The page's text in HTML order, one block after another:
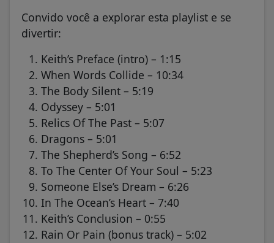
Convido você a explorar esta playlist e se
divertir:
Keith’s Preface (intro) – 1:15
When Words Collide – 10:34
The Body Silent – 5:19
Odyssey – 5:01
Relics Of The Past – 5:07
Dragons – 5:01
The Shepherd’s Song – 6:52
To The Center Of Your Soul – 5:23
Someone Else’s Dream – 6:26
In The Ocean’s Heart – 7:40
Keith’s Conclusion – 0:55
Rain Or Pain (bonus track) – 5:02